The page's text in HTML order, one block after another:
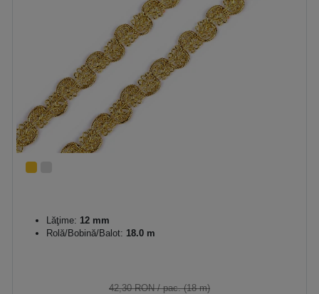
Lăţime: 12 mm
Rolă/Bobină/Balot: 18.0 m
42,30 RON/ pac. (18 m)